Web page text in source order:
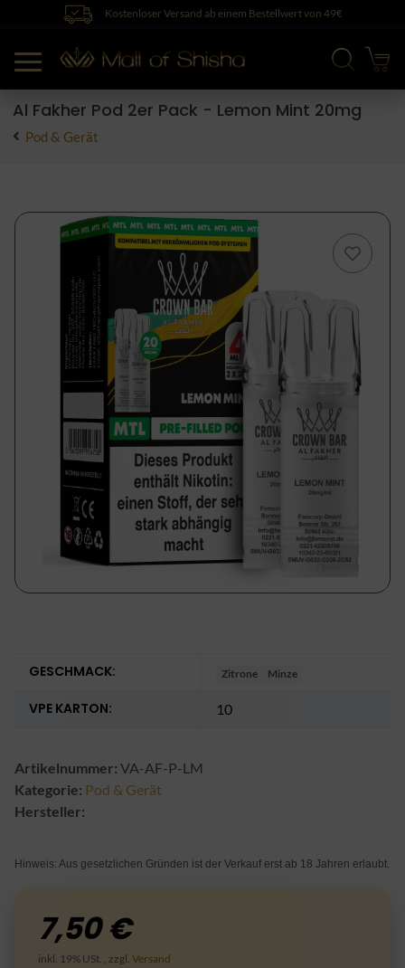
Kostenloser Versand ab einem Bestellwert von 49€
Al Fakher Pod 2er Pack - Lemon Mint 20mg
Pod & Gerät
GESCHMACK: Zitrone Minze
VPE KARTON: 10
Artikelnummer: VA-AF-P-LM
Kategorie: Pod & Gerät
Hersteller:
Hinweis: Aus gesetzlichen Gründen ist der Verkauf erst ab 18 Jahren erlaubt.
7,50 €
inkl. 19% USt. , zzgl. Versand